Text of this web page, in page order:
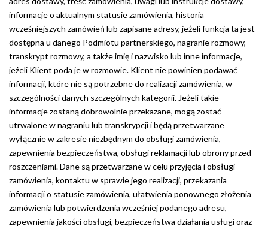
informacje o aktualnym statusie zamówienia, historia
wcześniejszych zamówień lub zapisane adresy, jeżeli funkcja ta jest
dostępna u danego Podmiotu partnerskiego, nagranie rozmowy,
transkrypt rozmowy, a także imię i nazwisko lub inne informacje,
jeżeli Klient poda je w rozmowie. Klient nie powinien podawać
informacji, które nie są potrzebne do realizacji zamówienia, w
szczególności danych szczególnych kategorii. Jeżeli takie
informacje zostaną dobrowolnie przekazane, mogą zostać
utrwalone w nagraniu lub transkrypcji i będą przetwarzane
wyłącznie w zakresie niezbędnym do obsługi zamówienia,
zapewnienia bezpieczeństwa, obsługi reklamacji lub obrony przed
roszczeniami. Dane są przetwarzane w celu przyjęcia i obsługi
zamówienia, kontaktu w sprawie jego realizacji, przekazania
informacji o statusie zamówienia, ułatwienia ponownego złożenia
zamówienia lub potwierdzenia wcześniej podanego adresu,
zapewnienia jakości obsługi, bezpieczeństwa działania usługi oraz